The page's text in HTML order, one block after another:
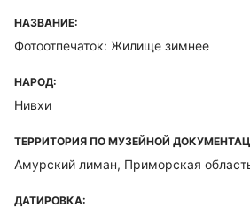
НАЗВАНИЕ:
Фотоотпечаток: Жилище зимнее
НАРОД:
Нивхи
ТЕРРИТОРИЯ ПО МУЗЕЙНОЙ
Амурский лиман, Приморская
ДАТИРОВКА: